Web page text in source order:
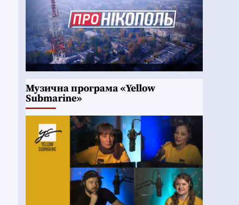
Музична програма «Yellow
Submarine»